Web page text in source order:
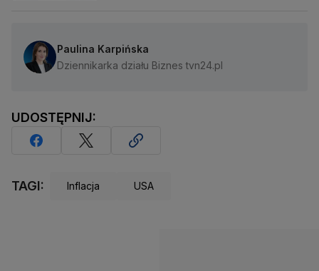
Paulina Karpińska
Dziennikarka działu Biznes tvn24.pl
UDOSTĘPNIJ:
TAGI: Inflacja USA